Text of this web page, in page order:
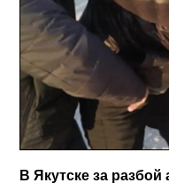
В Якутске за